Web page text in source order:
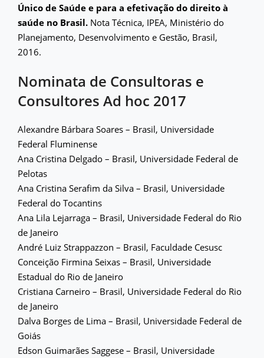
Único de Saúde e para a efetivação do direito à
saúde no Brasil. Nota Técnica, IPEA, Ministério do
Planejamento, Desenvolvimento e Gestão, Brasil,
2016.
Nominata de Consultoras e
Consultores Ad hoc 2017
Alexandre Bárbara Soares – Brasil, Universidade
Federal Fluminense
Ana Cristina Delgado – Brasil, Universidade Federal de
Pelotas
Ana Cristina Serafim da Silva – Brasil, Universidade
Federal do Tocantins
Ana Lila Lejarraga – Brasil, Universidade Federal do Rio
de Janeiro
André Luiz Strappazzon – Brasil, Faculdade Cesusc
Conceição Firmina Seixas – Brasil, Universidade
Estadual do Rio de Janeiro
Cristiana Carneiro – Brasil, Universidade Federal do Rio
de Janeiro
Dalva Borges de Lima – Brasil, Universidade Federal de
Goiás
Edson Guimarães Saggese – Brasil, Universidade